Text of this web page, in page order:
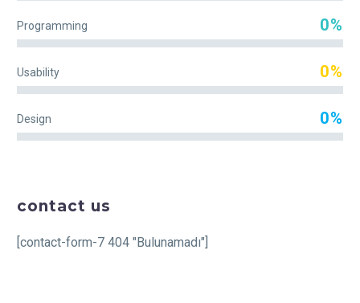
Programming 0%
Usability 0%
Design 0%
contact us
[contact-form-7 404 "Bulunamadı"]